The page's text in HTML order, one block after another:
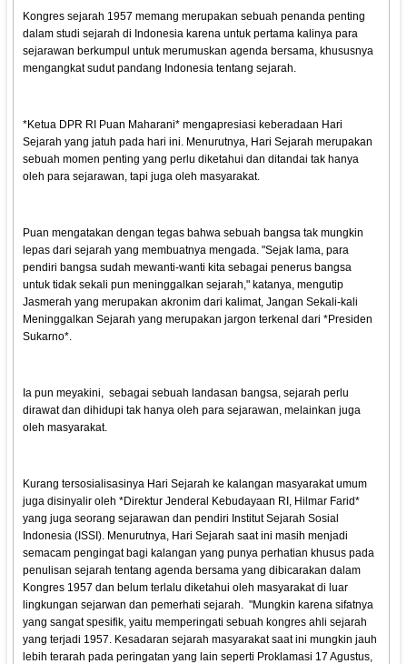
Kongres sejarah 1957 memang merupakan sebuah penanda penting
dalam studi sejarah di Indonesia karena untuk pertama kalinya para
sejarawan berkumpul untuk merumuskan agenda bersama, khususnya
mengangkat sudut pandang Indonesia tentang sejarah.
*Ketua DPR RI Puan Maharani* mengapresiasi keberadaan Hari
Sejarah yang jatuh pada hari ini. Menurutnya, Hari Sejarah merupakan
sebuah momen penting yang perlu diketahui dan ditandai tak hanya
oleh para sejarawan, tapi juga oleh masyarakat.
Puan mengatakan dengan tegas bahwa sebuah bangsa tak mungkin
lepas dari sejarah yang membuatnya mengada. "Sejak lama, para
pendiri bangsa sudah mewanti-wanti kita sebagai penerus bangsa
untuk tidak sekali pun meninggalkan sejarah," katanya, mengutip
Jasmerah yang merupakan akronim dari kalimat, Jangan Sekali-kali
Meninggalkan Sejarah yang merupakan jargon terkenal dari *Presiden
Sukarno*.
Ia pun meyakini, sebagai sebuah landasan bangsa, sejarah perlu
dirawat dan dihidupi tak hanya oleh para sejarawan, melainkan juga
oleh masyarakat.
Kurang tersosialisasinya Hari Sejarah ke kalangan masyarakat umum
juga disinyalir oleh *Direktur Jenderal Kebudayaan RI, Hilmar Farid*
yang juga seorang sejarawan dan pendiri Institut Sejarah Sosial
Indonesia (ISSI). Menurutnya, Hari Sejarah saat ini masih menjadi
semacam pengingat bagi kalangan yang punya perhatian khusus pada
penulisan sejarah tentang agenda bersama yang dibicarakan dalam
Kongres 1957 dan belum terlalu diketahui oleh masyarakat di luar
lingkungan sejarwan dan pemerhati sejarah. "Mungkin karena sifatnya
yang sangat spesifik, yaitu memperingati sebuah kongres ahli sejarah
yang terjadi 1957. Kesadaran sejarah masyarakat saat ini mungkin jauh
lebih terarah pada peringatan yang lain seperti Proklamasi 17 Agustus,